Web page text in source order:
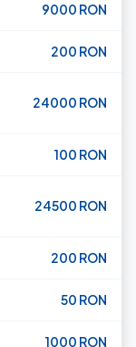
9000 RON
200 RON
24000 RON
100 RON
24500 RON
200 RON
50 RON
1000 RON